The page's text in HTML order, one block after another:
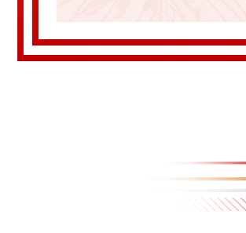
文化与旅游学院十堰市烟草局营销
人员培训班酒店配套服务采购，服